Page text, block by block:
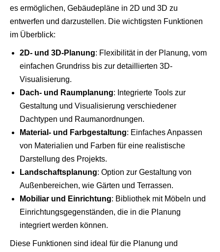
es ermöglichen, Gebäudepläne in 2D und 3D zu
entwerfen und darzustellen. Die wichtigsten Funktionen
im Überblick:
2D- und 3D-Planung: Flexibilität in der Planung, vom
einfachen Grundriss bis zur detaillierten 3D-
Visualisierung.
Dach- und Raumplanung: Integrierte Tools zur
Gestaltung und Visualisierung verschiedener
Dachtypen und Raumanordnungen.
Material- und Farbgestaltung: Einfaches Anpassen
von Materialien und Farben für eine realistische
Darstellung des Projekts.
Landschaftsplanung: Option zur Gestaltung von
Außenbereichen, wie Gärten und Terrassen.
Mobiliar und Einrichtung: Bibliothek mit Möbeln und
Einrichtungsgegenständen, die in die Planung
integriert werden können.
Diese Funktionen sind ideal für die Planung und